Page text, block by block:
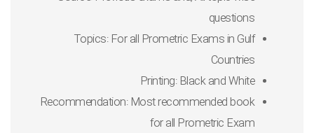
questions
Topics: For all Prometric Exams in Gulf
Countries
Printing: Black and White
Recommendation: Most recommended book
for all Prometric Exam